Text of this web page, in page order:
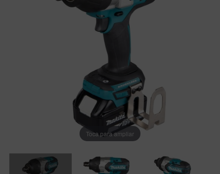
Toca para ampliar